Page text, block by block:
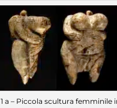
1 a – Piccola scultura femminile